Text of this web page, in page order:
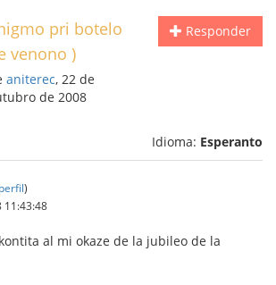
Responder
pri botelo
venono )
aniterec, 22 de
de 2008
Idioma: Esperanto
)
11:43:48
al mi okaze de la jubileo de la